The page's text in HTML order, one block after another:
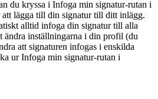
du kryssa i Infoga min signatur-rutan i
lägga till din signatur till ditt inlägg.
alltid infoga din signatur till alla
ändra inställningarna i din profil (du
att signaturen infogas i enskilda
ur Infoga min signatur-rutan i